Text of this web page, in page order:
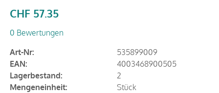
CHF 57.35
0 Bewertungen
Art-Nr:
535899009
EAN:
4003468900505
Lagerbestand:
2
Mengeneinheit:
Stück